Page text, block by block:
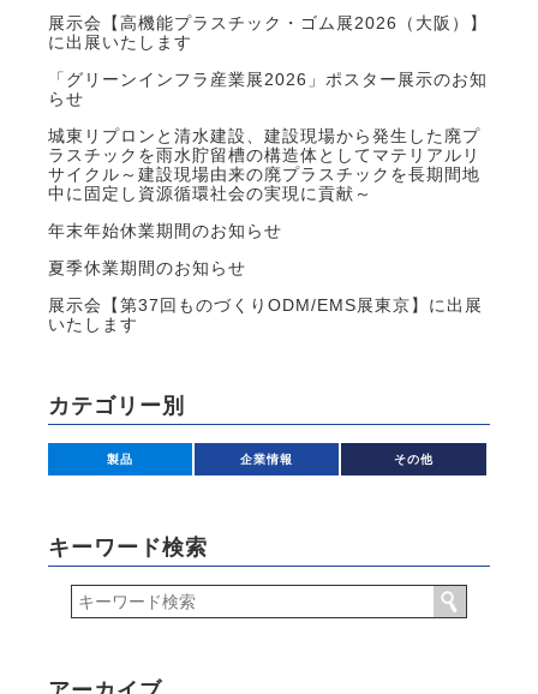
展示会【高機能プラスチック・ゴム展2026（大阪）】
に出展いたします
「グリーンインフラ産業展2026」ポスター展示のお知
らせ
城東リプロンと清水建設、建設現場から発生した廃プ
ラスチックを雨水貯留槽の構造体としてマテリアルリ
サイクル～建設現場由来の廃プラスチックを長期間地
中に固定し資源循環社会の実現に貢献～
年末年始休業期間のお知らせ
夏季休業期間のお知らせ
展示会【第37回ものづくりODM/EMS展東京】に出展
いたします
カテゴリー別
製品 企業情報 その他
キーワード検索